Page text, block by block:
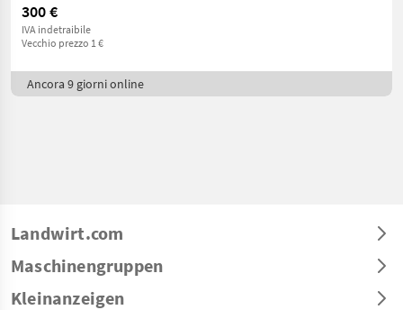
300 €
IVA indetraibile
Vecchio prezzo 1 €
Ancora 9 giorni online
Landwirt.com
Maschinengruppen
Kleinanzeigen